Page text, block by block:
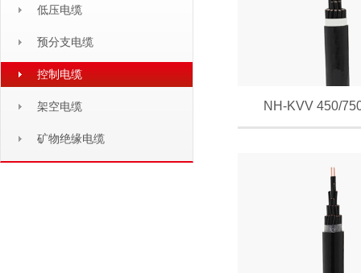
低压电缆
预分支电缆
控制电缆
架空电缆
矿物绝缘电缆
NH-KVV 450/